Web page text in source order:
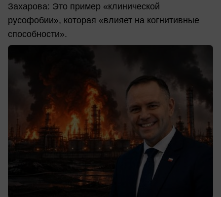
Захарова: Это пример «клинической
русофобии», которая «влияет на когнитивные
способности».